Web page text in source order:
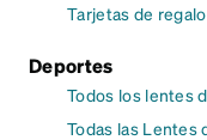
Tarjetas de
Deportes
Todos los lentes
Todas las Lentes